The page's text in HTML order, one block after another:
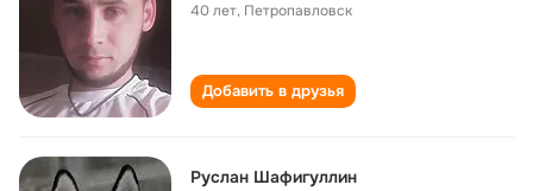
40 лет, Петропавловск
Добавить в друзья
Руслан Шафигуллин